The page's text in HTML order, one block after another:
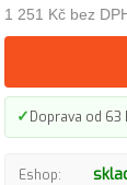
1 251 Kč bez
✓Doprava od 63
Eshop: